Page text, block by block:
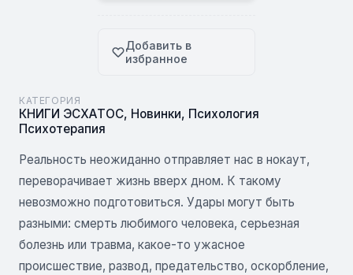
Добавить в
избранное
КАТЕГОРИЯ
КНИГИ ЭСХАТОС, Новинки, Психология
Психотерапия
Реальность неожиданно отправляет нас в нокаут,
переворачивает жизнь вверх дном. К такому
невозможно подготовиться. Удары могут быть
разными: смерть любимого человека, серьезная
болезнь или травма, какое-то ужасное
происшествие, развод, предательство, оскорбление,